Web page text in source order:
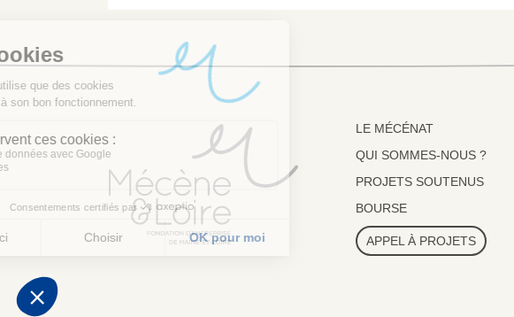
LE MÉCÉNAT
QUI SOMMES-NOUS ?
PROJETS SOUTENUS
BOURSE
APPEL À PROJETS